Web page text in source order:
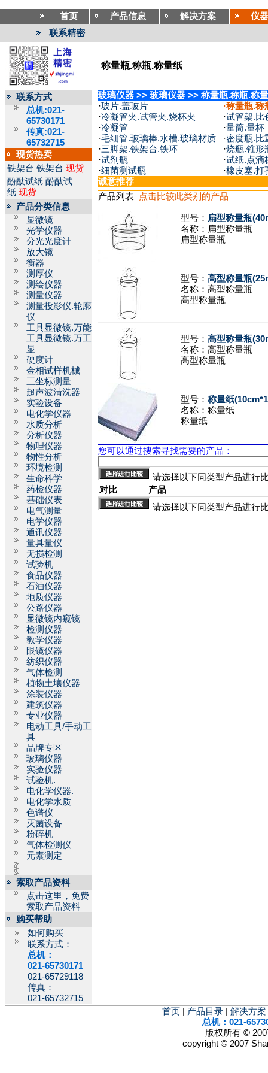
首页 产品信息 解决方案
仪
联系精密
称量瓶.称瓶.称量纸
联系方式
总机:021-
65730171
传真:021-
65732715
现货热卖
铁架台 铁架台 现货
酚酞试纸 酚酞试
纸 现货
产品分类信息
显微镜
光学仪器
分光光度计
放大镜
衡器
测厚仪
测绘仪器
测量仪器
测量投影仪.轮廓
仪
工具显微镜.万能
工具显微镜.万工
显
硬度计
金相试样机械
三坐标测量
超声波清洗器
实验设备
电化学仪器
水质分析
分析仪器
物理仪器
物性分析
环境检测
生命科学
药检仪器
基础仪表
电气测量
电学仪器
通讯仪器
量具量仪
无损检测
试验机
食品仪器
石油仪器
地质仪器
公路仪器
显微镜内窥镜
检测仪器
教学仪器
眼镜仪器
纺织仪器
气体检测
植物土壤仪器
涂装仪器
建筑仪器
专业仪器
电动工具/手动工
具
品牌专区
玻璃仪器
实验仪器
试验机.
电化学仪器.
电化学水质
色谱仪
灭菌设备
粉碎机
气体检测仪
元素测定
索取产品资料
点击这里，免费
索取产品资料
购买帮助
如何购买
联系方式：
总机：
021-65730171
021-65729118
传真：
021-65732715
玻璃仪器 >> 玻璃仪器 >> 称量瓶.称瓶.称
·玻片.盖玻片 ·称量瓶.称
·冷凝管夹.试管夹.烧杯夹 ·试管架.比
·冷凝管 ·量筒.量杯
·毛细管.玻璃棒.水槽.玻璃材质 ·密度瓶.比
·三脚架.铁架台.铁环 ·烧瓶.锥形
·试剂瓶 ·试纸.点滴
·细菌测试瓶 ·橡皮塞.打
诚意推荐
产品列表
点击比较此类别的产品
型号： 扁型称量瓶
名称： 扁型称量瓶
扁型称量瓶
型号： 高型称量瓶
名称： 高型称量瓶
高型称量瓶
型号： 高型称量瓶
名称： 高型称量瓶
高型称量瓶
型号： 称量纸
名称： 称量纸
称量纸
您可以通过搜索寻找需要的产品：
请选择以下同类型产品进行
对比
产品
请选择以下同类型产品进行
首页 产品目录 解决方案
总机：021-
版权所有 ©
copyright © 2007